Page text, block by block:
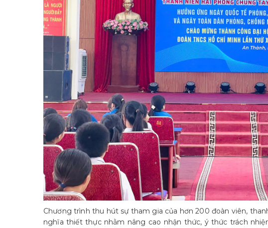
Chương trình thu hút sự tham gia của hơn 200 đoàn viên,
nghĩa thiết thực nhằm nâng cao nhận thức, ý thức trách